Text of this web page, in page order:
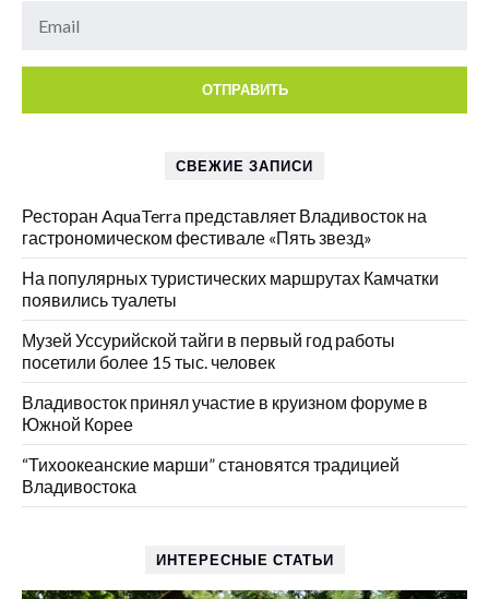
СВЕЖИЕ ЗАПИСИ
Ресторан AquaTerra представляет Владивосток на
гастрономическом фестивале «Пять звезд»
На популярных туристических маршрутах Камчатки
появились туалеты
Музей Уссурийской тайги в первый год работы
посетили более 15 тыс. человек
Владивосток принял участие в круизном форуме в
Южной Корее
“Тихоокеанские марши” становятся традицией
Владивостока
ИНТЕРЕСНЫЕ СТАТЬИ